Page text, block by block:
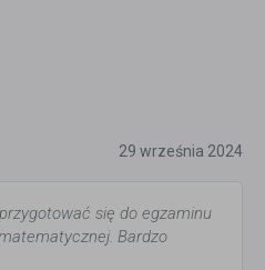
29 września 2024
się do egzaminu
Bardzo